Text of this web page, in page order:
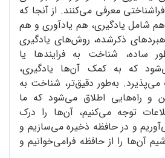
معرفی می‌کنند. از آنجا که
شامل یادگیری، هم یادآوری و هم
ذکرشده، روش‌های یادگیری
ساده، شناخت به فرایندها یا
که به کمک آن‌ها یادگیری،
به‌طور دقیق‌تر، شناخت به
و راه‌هایی اطلاق می‌شود که ما
توجه می‌کنیم، آن‌ها را درک
و در حافظه ذخیره می‌سازیم و
آن‌ها را از حافظه فرامی‌خوانیم و